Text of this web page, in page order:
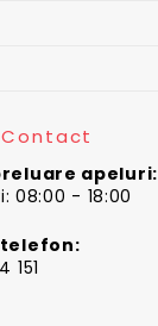
apeluri:
08:00 - 18:00
151